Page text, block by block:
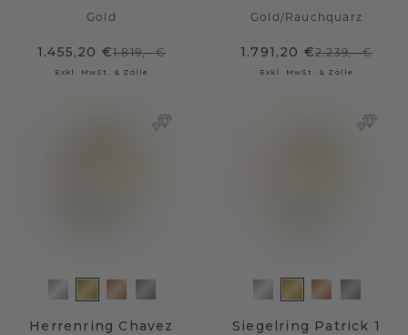
Gold
1.455,20 €1.819,- €
Exkl. MwSt. & Zölle
Gold/Rauchquarz
1.791,20 €2.239,- €
Exkl. MwSt. & Zölle
Herrenring Chavez Siegelring Patrick 1